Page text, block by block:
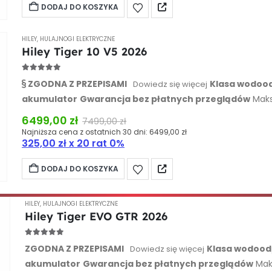
DODAJ DO KOSZYKA
HILEY, HULAJNOGI ELEKTRYCZNE
Hiley Tiger 10 V5 2026
ZGODNA Z PRZEPISAMI Dowiedz się więcej Klasa
akumulator Gwarancja bez płatnych przeglądów
Waga: 30 kg
6499,00 zł 7499,00zł
Najniższa cena z ostatnich 30 dni: 6499,00 zł
325,00 złx 20 rat 0%
DODAJ DO KOSZYKA
HILEY, HULAJNOGI ELEKTRYCZNE
Hiley Tiger EVO GTR 2026
ZGODNA Z PRZEPISAMI Dowiedz się więcej Klasa
akumulator Gwarancja bez płatnych przeglądów